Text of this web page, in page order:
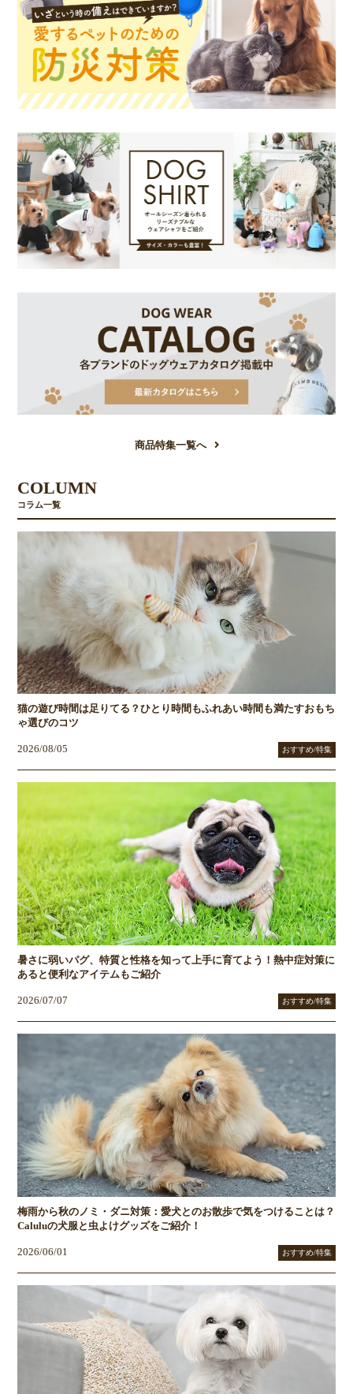
商品特集一覧へ
COLUMN
コラム一覧
猫の遊び時間は足りてる？ひとり時間もふれあい時間も満たすおもち
ゃ選びのコツ
2026/08/05 おすすめ/特集
暑さに弱いパグ、特質と性格を知って上手に育てよう！熱中症対策に
あると便利なアイテムもご紹介
2026/07/07 おすすめ/特集
梅雨から秋のノミ・ダニ対策：愛犬とのお散歩で気をつけることは？
Caluluの犬服と虫よけグッズをご紹介！
2026/06/01 おすすめ/特集